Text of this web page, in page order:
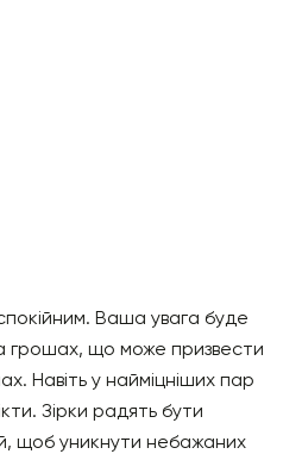
Ваша увага буде
грошах, що може призвести
Навіть у найміцніших пар
Зірки радять бути
щоб уникнути небажаних